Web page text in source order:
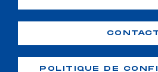
POLITIQUE DE